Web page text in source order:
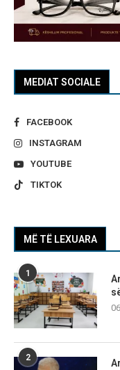
MEDIAT SOCIALE
FACEBOOK
INSTAGRAM
YOUTUBE
TIKTOK
MË TË LEXUARA
1
2